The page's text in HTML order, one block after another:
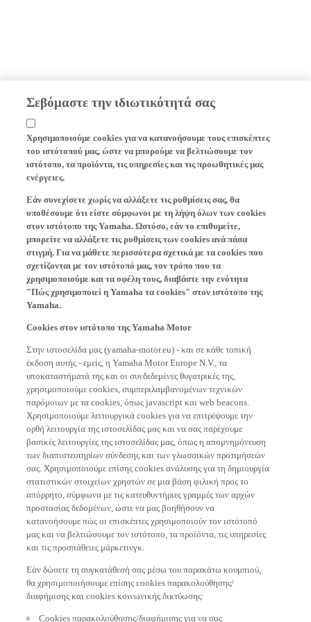
Σεβόμαστε την ιδιωτικότητά σας
Χρησιμοποιούμε cookies για να κατανοήσουμε τους επισκέπτες
του ιστότοπού μας, ώστε να μπορούμε να βελτιώσουμε τον
ιστότοπο, τα προϊόντα, τις υπηρεσίες και τις προωθητικές μας
ενέργειες.
Εάν συνεχίσετε χωρίς να αλλάξετε τις ρυθμίσεις σας, θα
υποθέσουμε ότι είστε σύμφωνοι με τη λήψη όλων των cookies
στον ιστότοπο της Yamaha. Ωστόσο, εάν το επιθυμείτε,
μπορείτε να αλλάξετε τις ρυθμίσεις των cookies ανά πάσα
στιγμή. Για να μάθετε περισσότερα σχετικά με τα cookies που
σχετίζονται με τον ιστότοπό μας, τον τρόπο που τα
χρησιμοποιούμε και τα οφέλη τους, διαβάστε την ενότητα
"Πώς χρησιμοποιεί η Yamaha τα cookies" στον ιστότοπο της
Yamaha.
Cookies στον ιστότοπο της Yamaha Motor
έκδοση αυτής - εμείς, η Yamaha Motor Europe N.V., τα
υποκαταστήματά της και οι συνδεδεμένες θυγατρικές της,
χρησιμοποιούμε cookies, συμπεριλαμβανομένων τεχνικών
παρόμοιων με τα cookies, όπως javascript και web beacons.
Χρησιμοποιούμε λειτουργικά cookies για να επιτρέψουμε την
ορθή λειτουργία της ιστοσελίδας μας και να σας παρέχουμε
βασικές λειτουργίες της ιστοσελίδας μας, όπως η απομνημόνευση
των διαπιστευτηρίων σύνδεσης και των γλωσσικών προτιμήσεών
σας. Χρησιμοποιούμε επίσης cookies ανάλυσης για τη δημιουργία
στατιστικών στοιχείων χρηστών σε μια βάση φιλική προς το
απόρρητο, σύμφωνα με τις κατευθυντήριες γραμμές των αρχών
προστασίας δεδομένων, ώστε να μας βοηθήσουν να
κατανοήσουμε πώς οι επισκέπτες χρησιμοποιούν τον ιστότοπό
μας και να βελτιώσουμε τον ιστότοπο, τα προϊόντα, τις υπηρεσίες
και τις προσπάθειες μάρκετινγκ.
θα χρησιμοποιήσουμε επίσης cookies παρακολούθησης/
διαφήμισης και cookies κοινωνικής δικτύωσης: